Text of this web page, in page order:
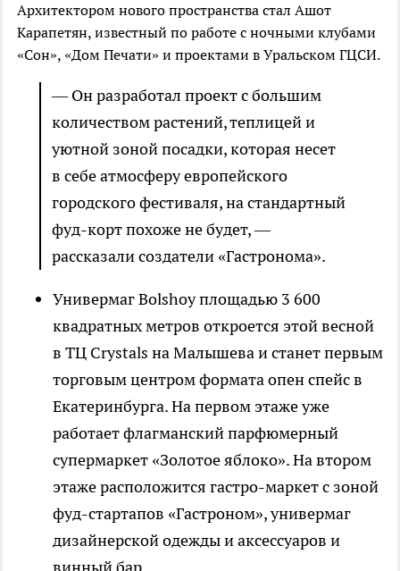
Архитектором нового пространства стал Ашот
Карапетян, известный по работе с ночными клубами
«Сон», «Дом Печати» и проектами в Уральском ГЦСИ.
— Он разработал проект с большим
количеством растений, теплицей и
уютной зоной посадки, которая несет
в себе атмосферу европейского
городского фестиваля, на стандартный
фуд-корт похоже не будет, —
рассказали создатели «Гастронома».
Универмаг Bolshoy площадью 3 600
квадратных метров откроется этой весной
в ТЦ Crystals на Малышева и станет первым
торговым центром формата опен спейс в
Екатеринбурга. На первом этаже уже
работает флагманский парфюмерный
супермаркет «Золотое яблоко». На втором
этаже расположится гастро-маркет с зоной
фуд-стартапов «Гастроном», универмаг
дизайнерской одежды и аксессуаров и